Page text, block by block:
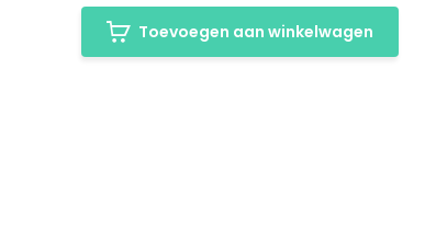
Toevoegen aan winkelwagen